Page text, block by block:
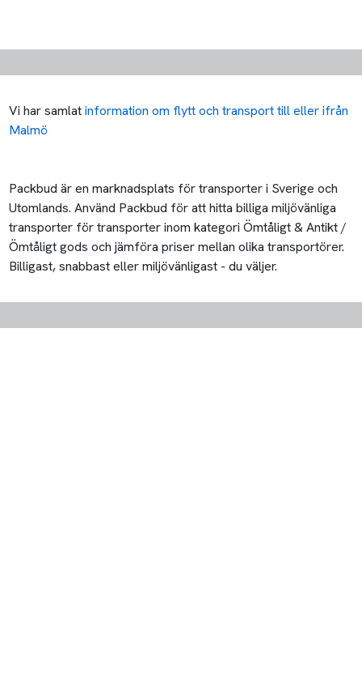
Vi har samlatinformation om flytt och transport till eller ifrån
Malmö
Packbud är en marknadsplats för transporter i Sverige och
Utomlands. Använd Packbud för att hitta billiga miljövänliga
transporter för transporter inom kategori Ömtåligt & Antikt /
Ömtåligt gods och jämföra priser mellan olika transportörer.
Billigast, snabbast eller miljövänligast - du väljer.